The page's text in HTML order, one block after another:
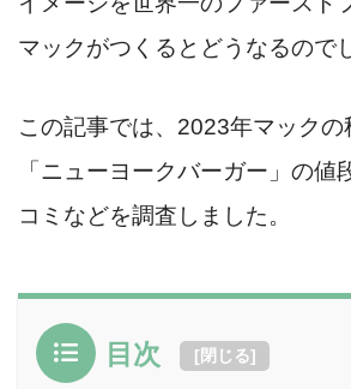
マックがつくるとどうなるので
この記事では、2023年マックの
「ニューヨークバーガー」の値
コミなどを調査しました。
目次 [閉じる]